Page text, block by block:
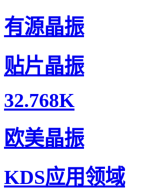
KDS晶振,压控温补晶振
有源晶振
贴片晶振
32.768K
欧美晶振
KDS应用领域